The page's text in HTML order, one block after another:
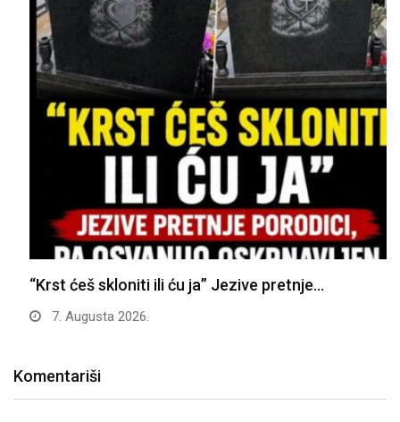
“Krst ćeš skloniti ili ću ja” Jezive pretnje…
7. Augusta 2026.
Komentariši